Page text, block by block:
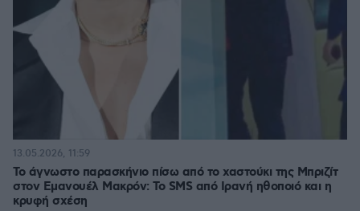
Το άγνωστο παρασκήνιο πίσω από το χαστούκι της Μπριζίτ
στον Εμανουέλ Μακρόν: Το SMS από Ιρανή ηθοποιό και η
κρυφή σχέση
13.05.2026, 11:59